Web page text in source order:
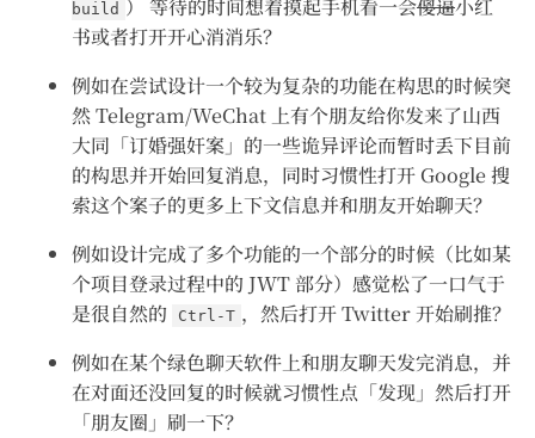
build ） 等待的时间想着摸起手机看一会傻逼小红
书或者打开开心消消乐？
例如在尝试设计一个较为复杂的功能在构思的时候突
然 Telegram/WeChat 上有个朋友给你发来了山西
大同「订婚强奸案」的一些诡异评论而暂时丢下目前
的构思并开始回复消息，同时习惯性打开 Google 搜
索这个案子的更多上下文信息并和朋友开始聊天？
例如设计完成了多个功能的一个部分的时候（比如某
个项目登录过程中的 JWT 部分）感觉松了一口气于
是很自然的
Ctrl-T ，然后打开 Twitter 开始刷推？
例如在某个绿色聊天软件上和朋友聊天发完消息，并
在对面还没回复的时候就习惯性点「发现」然后打开
「朋友圈」刷一下？